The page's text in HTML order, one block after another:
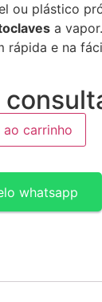
ou plástico
a
rápida e na
carrinho
whatsapp